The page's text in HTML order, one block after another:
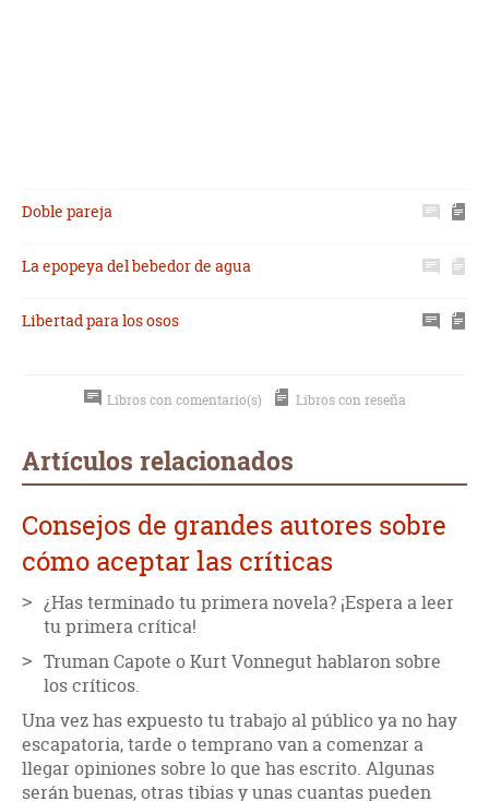
Doble pareja
La epopeya del bebedor de agua
Libertad para los osos
Libros con comentario(s) Libros con reseña
Artículos relacionados
Consejos de grandes autores sobre
cómo aceptar las críticas
¿Has terminado tu primera novela? ¡Espera a leer
tu primera crítica!
Truman Capote o Kurt Vonnegut hablaron sobre
los críticos.
Una vez has expuesto tu trabajo al público ya no hay
escapatoria, tarde o temprano van a comenzar a
llegar opiniones sobre lo que has escrito. Algunas
serán buenas, otras tibias y unas cuantas pueden